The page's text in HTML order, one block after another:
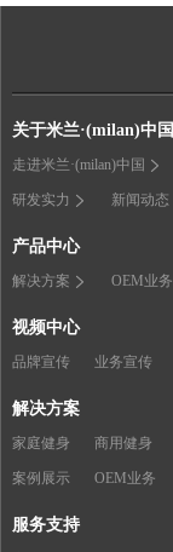
关于米兰·(milan)中国
走进米兰·(milan)中国
研发实力 新闻动态
产品中心
解决方案 OEM业务
视频中心
品牌宣传 业务宣传
解决方案
家庭健身 商用健身
案例展示 OEM业务
服务支持